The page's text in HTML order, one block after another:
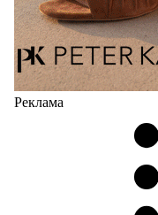
Реклама